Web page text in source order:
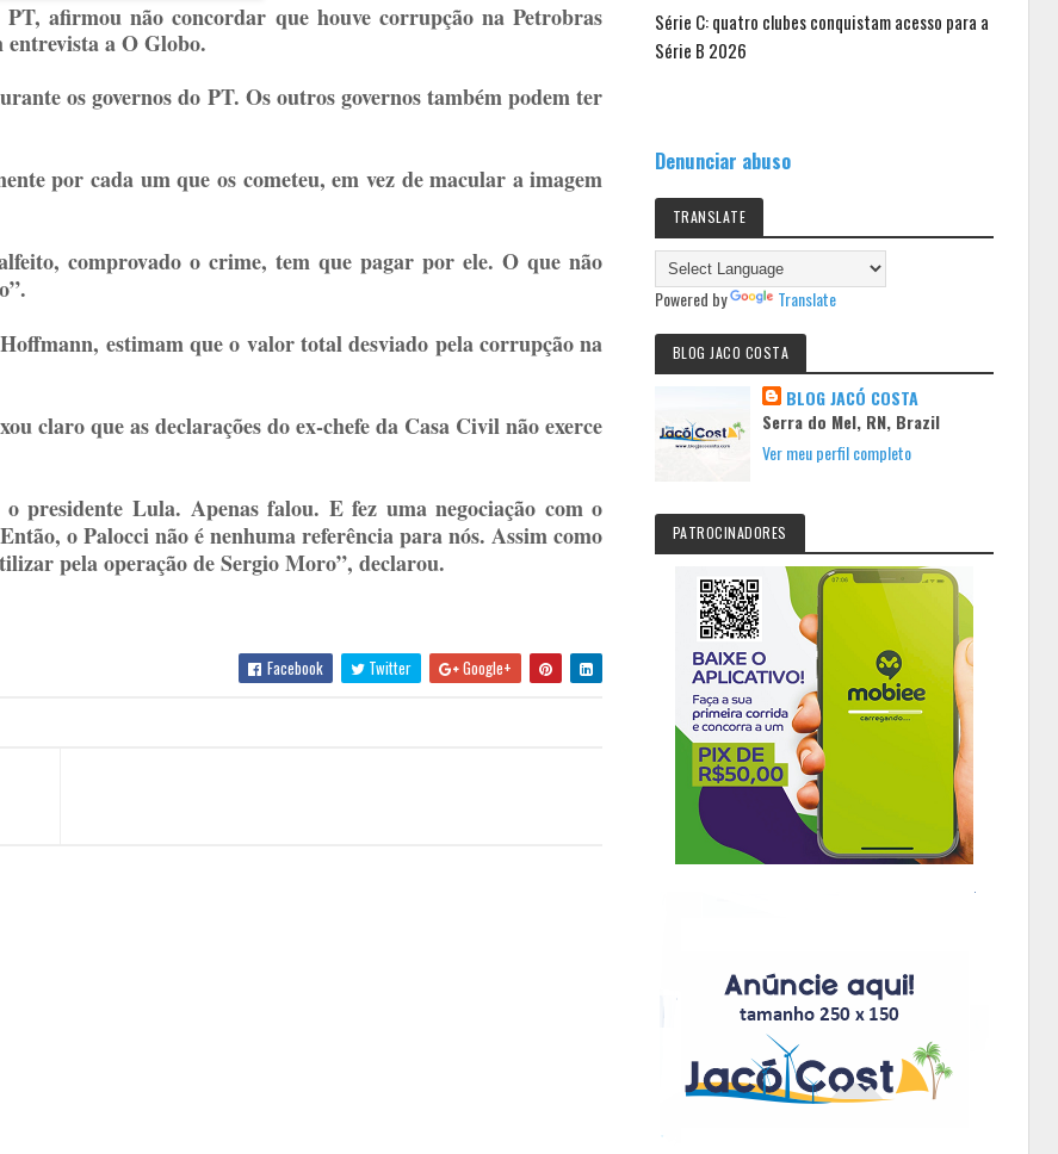
afirmou não concordar que houve corrupção na Petrobras
entrevista a O Globo.
os governos do PT. Os outros governos também podem ter
por cada um que os cometeu, em vez de macular a imagem
comprovado o crime, tem que pagar por ele. O que não
estimam que o valor total desviado pela corrupção na
claro que as declarações do ex-chefe da Casa Civil não exerce
presidente Lula. Apenas falou. E fez uma negociação com o
o Palocci não é nenhuma referência para nós. Assim como
pela operação de Sergio Moro”, declarou.
Facebook Twitter Google+
Série C: quatro clubes conquistam acesso para a
Série B 2026
Denunciar abuso
TRANSLATE
Powered by Translate
BLOG JACO COSTA
BLOG JACÓ COSTA
Serra do Mel, RN, Brazil
Ver meu perfil completo
PATROCINADORES